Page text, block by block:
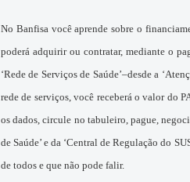
No Banfisa você aprende sobre o
poderá adquirir ou contratar, mediante o
‘Rede de Serviços de Saúde’–desde a
rede de serviços, você receberá o valor do
os dados, circule no tabuleiro, pague,
de Saúde’ e da ‘Central de Regulação do
de todos e que não pode falir.